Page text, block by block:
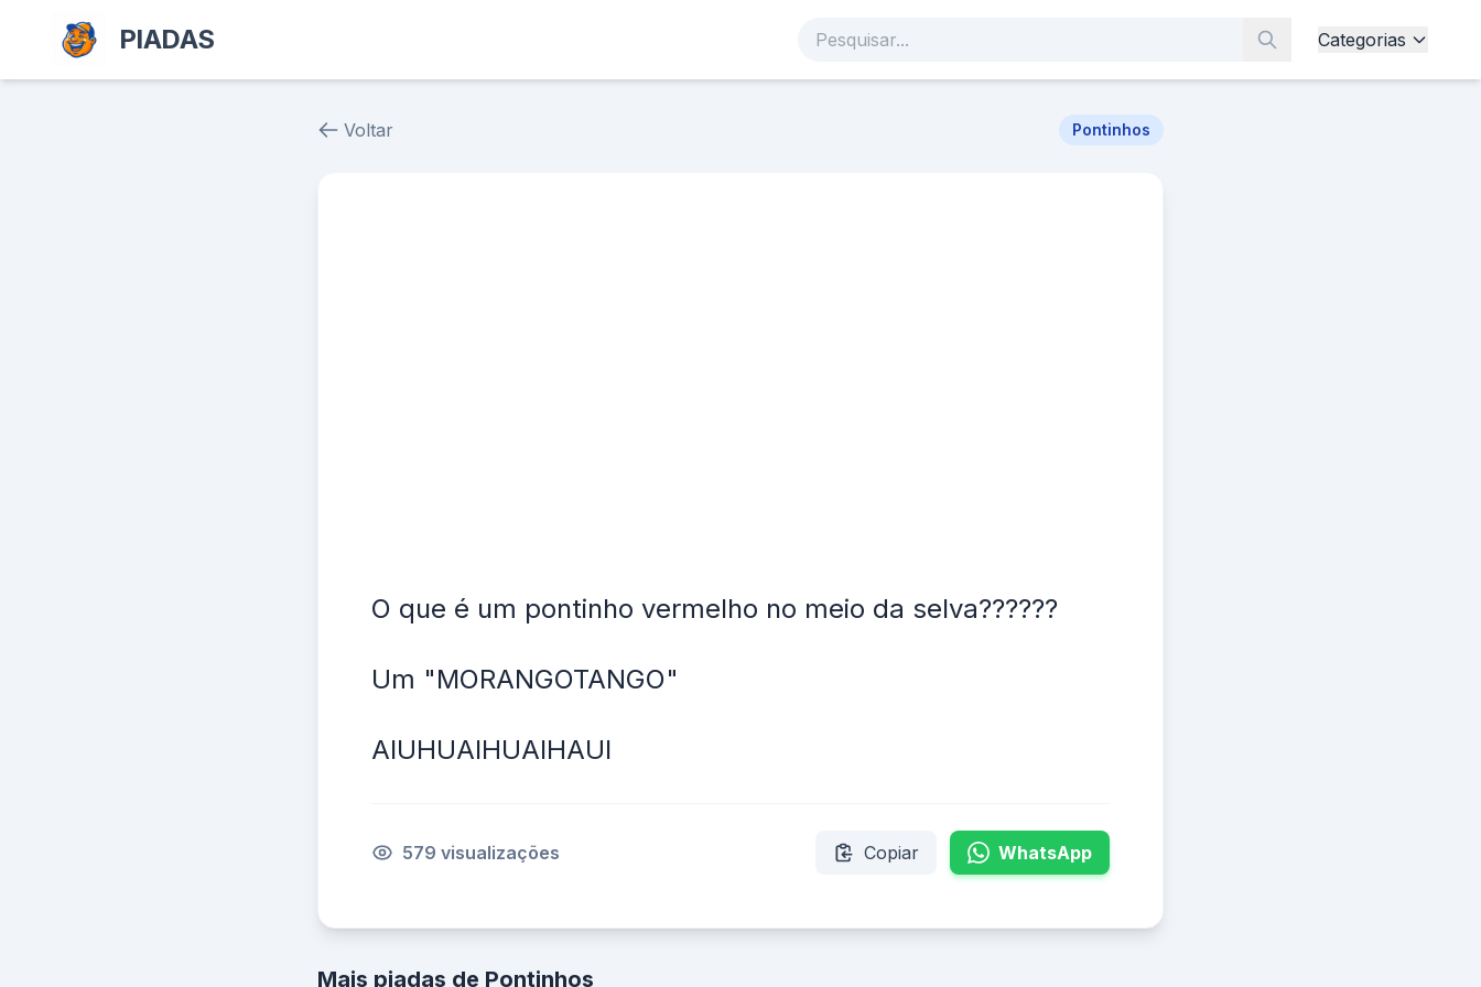
PIADAS Categorias
Voltar Pontinhos
O que é um pontinho vermelho no meio da selva??????
Um "MORANGOTANGO"
AIUHUAIHUAIHAUI
579 visualizações Copiar WhatsApp
Mais piadas de Pontinhos